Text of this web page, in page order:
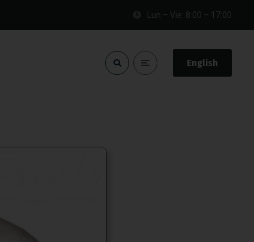
Lun – Vie: 8:00 – 17:00
English